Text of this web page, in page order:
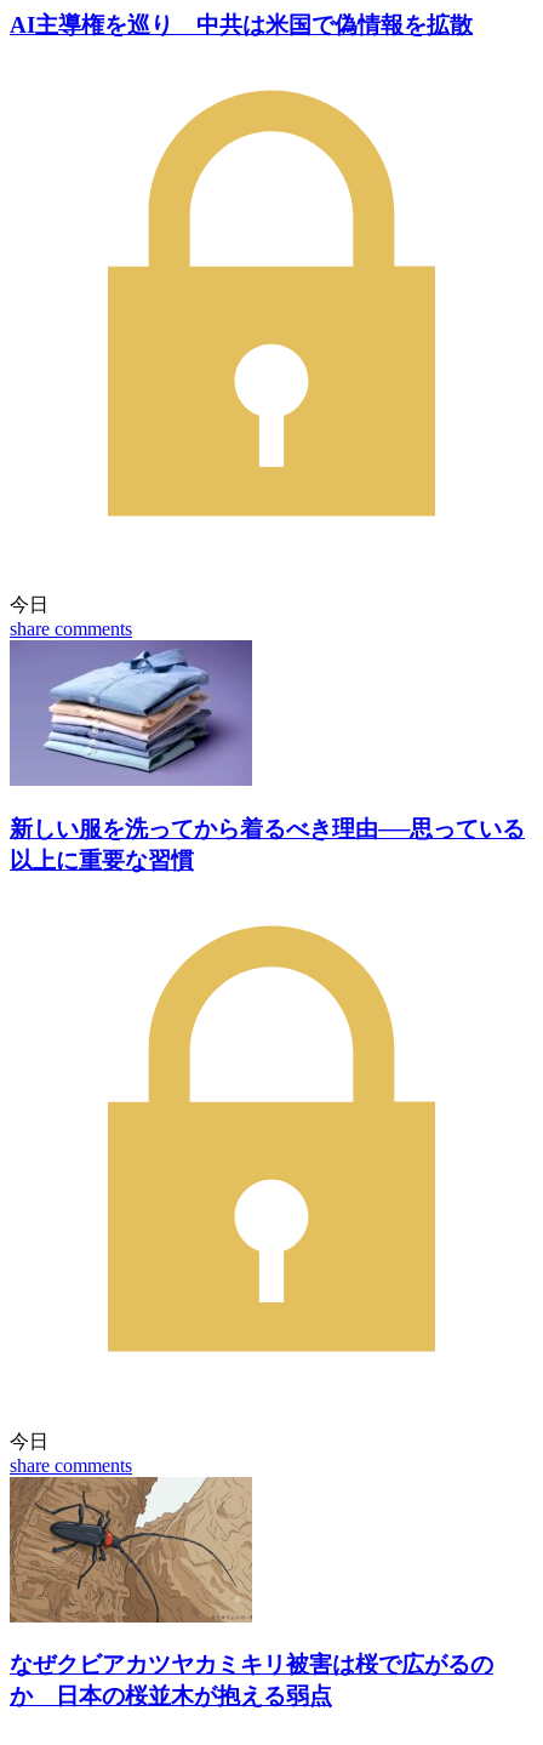
AI主導権を巡り 中共は米国で偽情報を拡散
今日
share comments
新しい服を洗ってから着るべき理由──思っている
以上に重要な習慣
今日
share comments
なぜクビアカツヤカミキリ被害は桜で広がるの
か 日本の桜並木が抱える弱点